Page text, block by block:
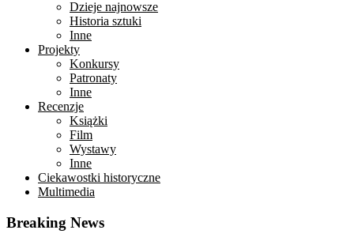
Dzieje najnowsze
Historia sztuki
Inne
Projekty
Konkursy
Patronaty
Inne
Recenzje
Książki
Film
Wystawy
Inne
Ciekawostki historyczne
Multimedia
Breaking News